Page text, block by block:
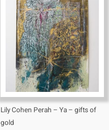
Lily Cohen Perah – Ya – gifts of
gold